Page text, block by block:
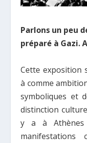
Parlons un peu
préparé à Gazi.
Cette exposition
à comme
symboliques et
distinction
y a à Athènes
manifestations